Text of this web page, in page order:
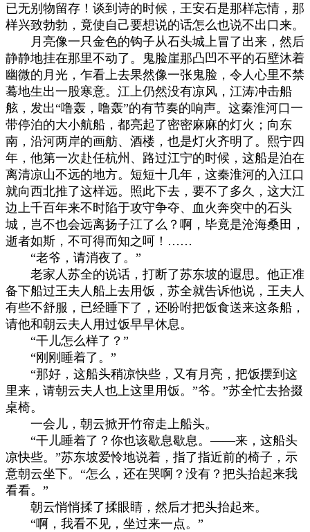
已无别物留存！谈到诗的时候，王安石是那样忘情，那
样兴致勃勃，竟使自己要想说的话怎么也说不出口来。
月亮像一只金色的钩子从石头城上冒了出来，然后
静静地挂在那里不动了。鬼脸崖那凸凹不平的石壁沐着
幽微的月光，乍看上去果然像一张鬼脸，令人心里不禁
蓦地生出一股寒意。江上仍然没有凉风，江涛冲击船
舷，发出“噜轰，噜轰”的有节奏的响声。这秦淮河口一
带停泊的大小航船，都亮起了密密麻麻的灯火；向东
南，沿河两岸的画舫、酒楼，也是灯火齐明了。熙宁四
年，他第一次赴任杭州、路过江宁的时候，这船是泊在
离清凉山不远的地方。短短十几年，这秦淮河的入江口
就向西北推了这样远。照此下去，要不了多久，这大江
边上千百年来不时陷于攻守争夺、血火奔突中的石头
城，岂不也会远离扬子江了么？啊，毕竟是沧海桑田，
逝者如斯，不可得而知之呵！……
“老爷，请消夜了。”
老家人苏全的说话，打断了苏东坡的遐思。他正准
备下船过王夫人船上去用饭，苏全就告诉他说，王夫人
有些不舒服，已经睡下了，还吩咐把饭食送来这条船，
请他和朝云夫人用过饭早早休息。
“干儿怎么样了？”
“刚刚睡着了。”
“那好，这船头稍凉快些，又有月亮，把饭摆到这
里来，请朝云夫人也上这里用饭。”爷。”苏全忙去拾掇
桌椅。
一会儿，朝云掀开竹帘走上船头。
“干儿睡着了？你也该歇息歇息。——来，这船头
凉快些。”苏东坡爱怜地说着，指了指近前的椅子，示
意朝云坐下。“怎么，还在哭啊？没有？把头抬起来我
看看。”
朝云悄悄揉了揉眼睛，然后才把头抬起来。
“啊，我看不见，坐过来一点。”